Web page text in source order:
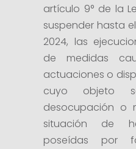
artículo 9° de la
suspender hasta
2024, las
de medidas
actuaciones o
cuyo objeto
desocupación o
situación de
poseídas por